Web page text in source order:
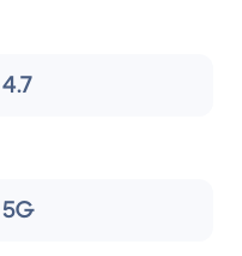
4.7
5G